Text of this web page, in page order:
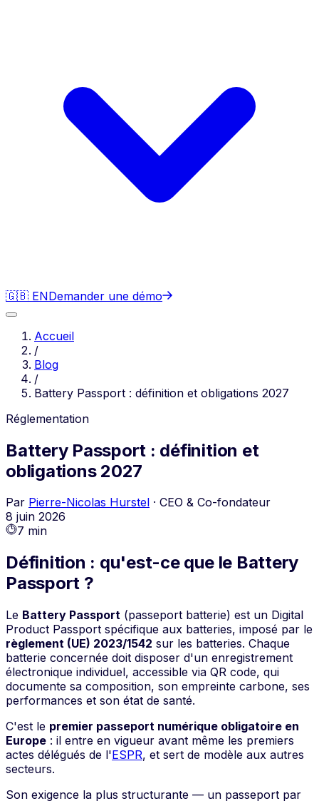
🇬🇧 ENDemander une démo
Accueil
/
Blog
/
Battery Passport : définition et obligations 2027
Réglementation
Battery Passport : définition et
obligations 2027
Par Pierre-Nicolas Hurstel · CEO & Co-fondateur
8 juin 2026
7 min
Définition : qu'est-ce que le Battery
Passport ?
Le Battery Passport (passeport batterie) est un Digital
Product Passport spécifique aux batteries, imposé par le
règlement (UE) 2023/1542 sur les batteries. Chaque
batterie concernée doit disposer d'un enregistrement
électronique individuel, accessible via QR code, qui
documente sa composition, son empreinte carbone, ses
performances et son état de santé.
C'est le premier passeport numérique obligatoire en
Europe : il entre en vigueur avant même les premiers
actes délégués de l'ESPR, et sert de modèle aux autres
secteurs.
Son exigence la plus structurante — un passeport par